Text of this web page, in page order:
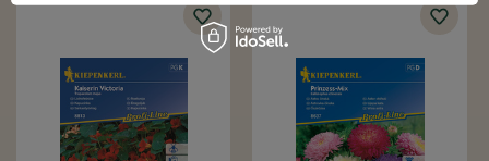
Zestaw do uprawy mikrolistków MicroGreen Duo-Garden
Zestaw do uprawy mikrolistków MicroGreen + 4 wkłady
Opakowanie:50 g